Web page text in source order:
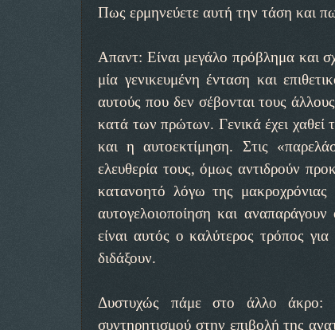
Πως ερμηνεύετε αυτή την τάση και
Απαντ: Είναι μεγάλο πρόβλημα και
μία γενικευμένη ένταση και
αυτούς που δεν σέβονται τους
κατά των πρώτων. Γενικά έχει χαθεί
και η αυτοεκτίμηση. Στις
ελευθερία τους, όμως αντιδρούν
κατανοητό λόγω της
αυτογελοιοποίηση και
είναι αυτός ο καλύτερος τρόπος
διδάξουν.
Δυστυχώς πάμε στο άλλο άκρο:
συντηρητισμού στην επιβολή της